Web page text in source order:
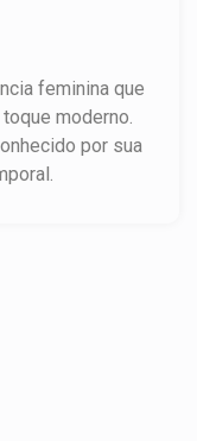
feminina que
moderno.
por sua